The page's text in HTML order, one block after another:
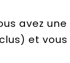
avez
et